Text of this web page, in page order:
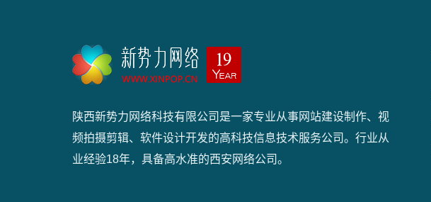
陕西新势力网络科技有限公司是一家专业从事网站建设制作、视
频拍摄剪辑、软件设计开发的高科技信息技术服务公司。行业从
业经验18年，具备高水准的西安网络公司。